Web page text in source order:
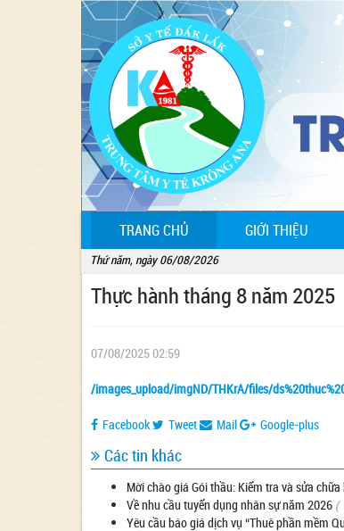
TRANG CHỦ(CURRENT)GIỚI THIỆU
Thứ năm, ngày 06/08/2026
Thực hành tháng 8 năm 2025
07/08/2025 02:59
/images_upload/imgND/THKrA/files/
Facebook Tweet Mail Google-plus
Các tin khác
Mời chào giá Gói thầu: Kiểm tra và sửa
Về nhu cầu tuyển dụng nhân sự năm 2026 (
Yêu cầu báo giá dịch vụ “Thuê phần mềm